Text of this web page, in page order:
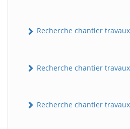
Recherche chantier
Recherche chantier
Recherche chantier